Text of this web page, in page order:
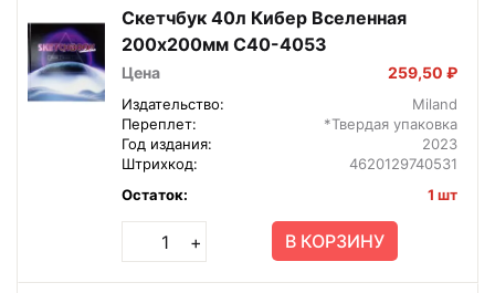
Скетчбук 40л Кибер Вселенная
200х200мм С40-4053
Цена 259,50 ₽
Издательство:
Miland
Переплет:
*Твердая упаковка
Год издания:
2023
Штрихкод:
4620129740531
Остаток:
1 шт
+ В КОРЗИНУ